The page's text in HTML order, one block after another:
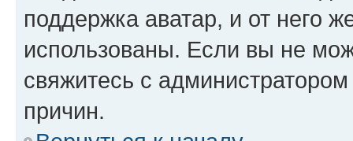
поддержка аватар, и от него
использованы. Если вы не
свяжитесь с
причин.